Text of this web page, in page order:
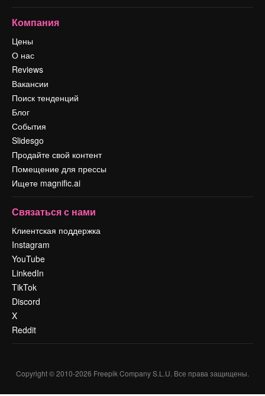
Компания
Цены
О нас
Reviews
Вакансии
Поиск тенденций
Блог
События
Slidesgo
Продайте свой контент
Помещение для прессы
Ищете magnific.ai
Связаться с нами
Клиентская поддержка
Instagram
YouTube
LinkedIn
TikTok
Discord
X
Reddit
Copyright © 2010-2026 Freepik Company S.L.U. Все права защищены.